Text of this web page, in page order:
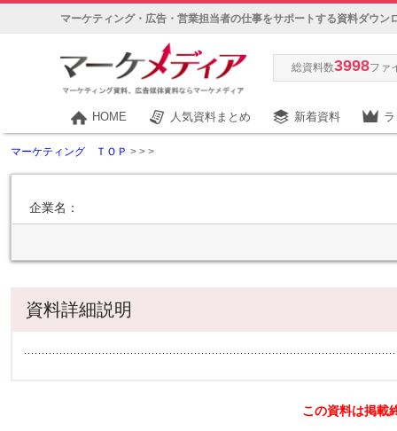
マーケティング・広告・営業担当者の仕事をサポートする資料ダウン
総資料数3998ファ
HOME 人気資料まとめ 新着資料
マーケティング ＴＯＰ > > >
企業名：
資料詳細説明
この資料は掲載